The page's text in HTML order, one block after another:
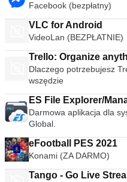
Facebook (bezpłatny)
VLC for Android
VideoLan (BEZPŁATNIE)
Trello: Organize
Dlaczego potrzebujesz
wszędzie
ES File Explorer/
Darmowa aplikacja dla
Global.
eFootball PES 2021
Konami (ZA DARMO)